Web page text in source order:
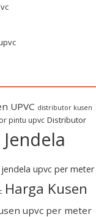
UPVC distributor kusen
pintu upvc Distributor
upvc per meter
Harga Kusen
upvc per meter